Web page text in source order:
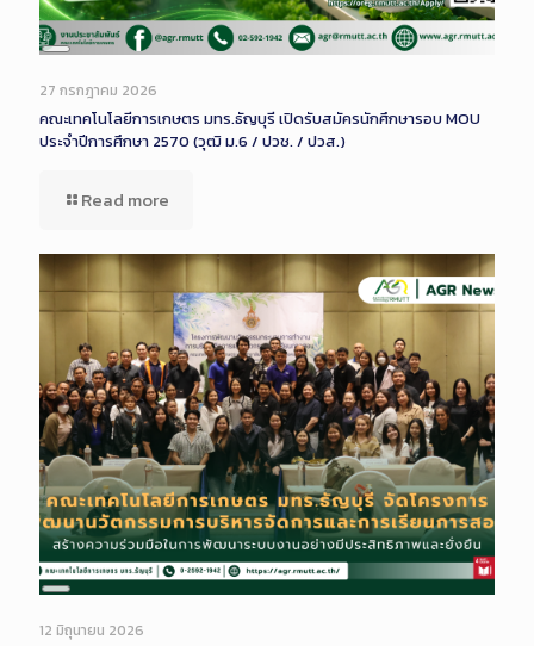
Long
Description
27 กรกฎาคม 2026
คณะเทคโนโลยีการเกษตร มทร.ธัญบุรี เปิดรับสมัครนักศึกษารอบ MOU
ประจำปีการศึกษา 2570 (วุฒิ ม.6 / ปวช. / ปวส.)
Read more
Long
Description
12 มิถุนายน 2026